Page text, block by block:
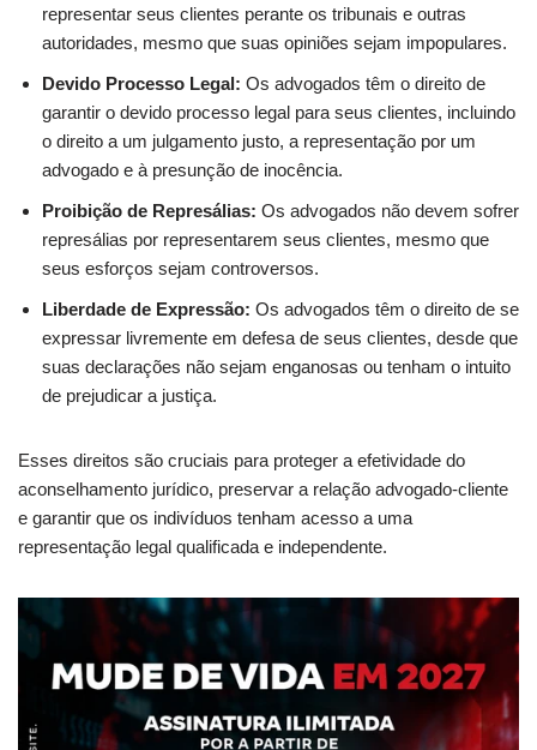
representar seus clientes perante os tribunais e outras
autoridades, mesmo que suas opiniões sejam impopulares.
Devido Processo Legal: Os advogados têm o direito de
garantir o devido processo legal para seus clientes, incluindo
o direito a um julgamento justo, a representação por um
advogado e à presunção de inocência.
Proibição de Represálias: Os advogados não devem sofrer
represálias por representarem seus clientes, mesmo que
seus esforços sejam controversos.
Liberdade de Expressão: Os advogados têm o direito de se
expressar livremente em defesa de seus clientes, desde que
suas declarações não sejam enganosas ou tenham o intuito
de prejudicar a justiça.
Esses direitos são cruciais para proteger a efetividade do
aconselhamento jurídico, preservar a relação advogado-cliente
e garantir que os indivíduos tenham acesso a uma
representação legal qualificada e independente.